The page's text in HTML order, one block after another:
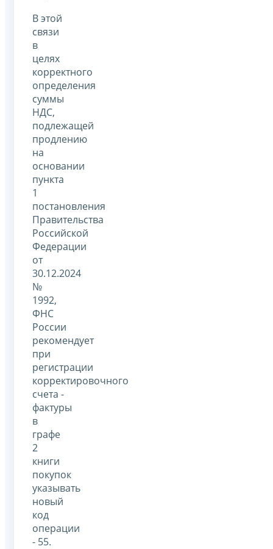
В этой
связи
в
целях
корректного
определения
суммы
НДС,
подлежащей
продлению
на
основании
пункта
1
постановления
Правительства
Российской
Федерации
от
30.12.2024
№
1992,
ФНС
России
рекомендует
при
регистрации
корректировочного
счета -
фактуры
в
графе
2
книги
покупок
указывать
новый
код
операции
- 55.